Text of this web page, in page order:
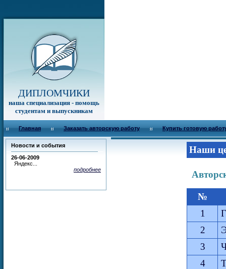
ДИПЛОМЧИКИ
наша специализация - помощь
студентам и выпускникам
Главная Заказать авторскую работу Купить готовую
Новости и события
26-06-2009
Яндекс...
подробнее
Наши
№
1
2
3
4